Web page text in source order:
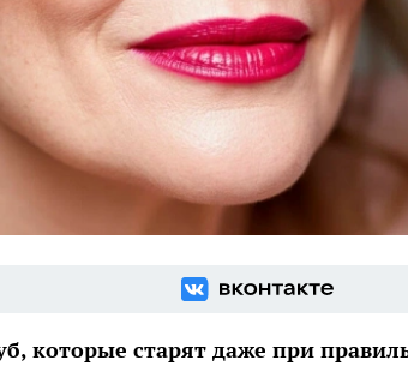
которые старят даже при